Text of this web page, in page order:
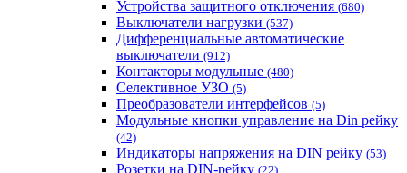
Устройства защитного отключения (680)
Выключатели нагрузки (537)
Дифференциальные автоматические
выключатели (912)
Контакторы модульные (480)
Селективное УЗО (5)
Преобразователи интерфейсов (5)
Модульные кнопки управление на Din рейку
(42)
Индикаторы напряжения на DIN рейку (53)
Розетки на DIN-рейку (22)